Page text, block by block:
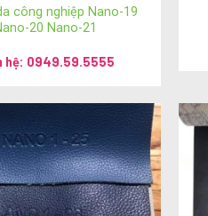
phẩm củaÁnh vải giả da!
công nghiệp Nano-19
20 Nano-21
hệ: 0949.59.5555